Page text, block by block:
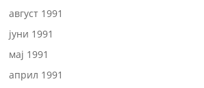
август 1991
јуни 1991
мај 1991
април 1991